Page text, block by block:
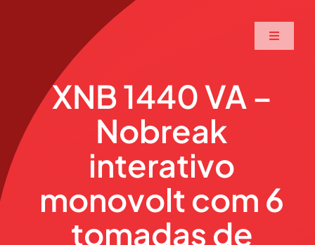
Toggle
A Maxtec
Serviços
Soluções
XNB 1440 VA –
Nobreak
interativo
monovolt com 6
tomadas de